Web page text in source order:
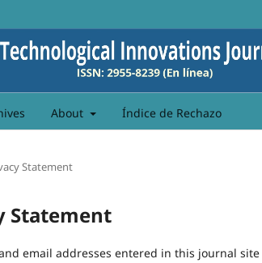
About Índice de Rechazo
Statement
Statement
email addresses entered in this journal